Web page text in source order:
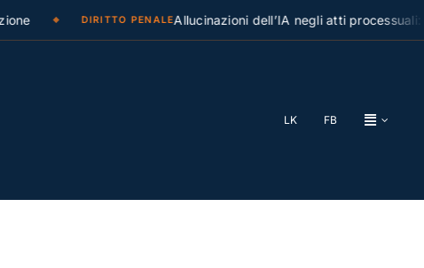
DIRITTO PENALEAllucinazioni dell’IA negli atti processuali: la
LK FB